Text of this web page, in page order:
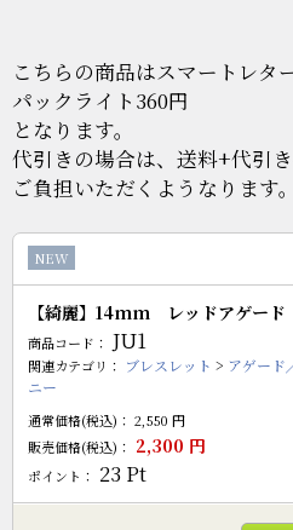
こちらの商品はスマートレタ
パックライト360円
となります。
代引きの場合は、送料+代引
ご負担いただくようなります。
NEW
【綺麗】14mm レッドアゲー
商品コード： JU1
関連カテゴリ： ブレスレット > アゲー
ニー
通常価格(税込)： 2,550 円
販売価格(税込)： 2,300 円
ポイント： 23 Pt